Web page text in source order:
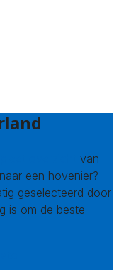
van
een hovenier?
geselecteerd door
is om de beste